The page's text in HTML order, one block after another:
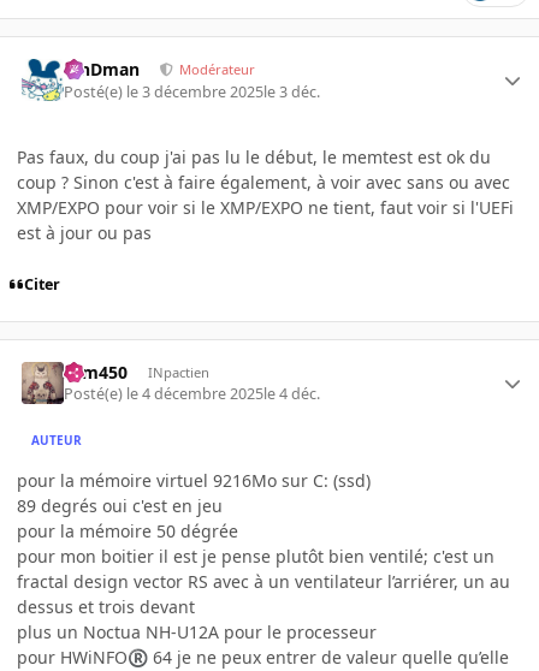
RinDman Modérateur
Posté(e) le 3 décembre 2025le 3 déc.
Pas faux, du coup j'ai pas lu le début, le memtest est ok du
coup ? Sinon c'est à faire également, à voir avec sans ou avec
XMP/EXPO pour voir si le XMP/EXPO ne tient, faut voir si l'UEFi
est à jour ou pas
Citer
sam450 INpactien
Posté(e) le 4 décembre 2025le 4 déc.
AUTEUR
pour la mémoire virtuel 9216Mo sur C: (ssd)
89 degrés oui c'est en jeu
pour la mémoire 50 dégrée
pour mon boitier il est je pense plutôt bien ventilé; c'est un
fractal design vector RS avec à un ventilateur l’arriérer, un au
dessus et trois devant
plus un Noctua NH-U12A pour le processeur
pour HWiNFO® 64 je ne peux entrer de valeur quelle qu’elle